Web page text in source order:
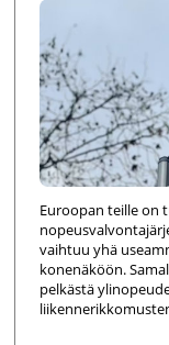
Euroopan teille on
vaihtuu yhä
konenäköön.
pelkästä